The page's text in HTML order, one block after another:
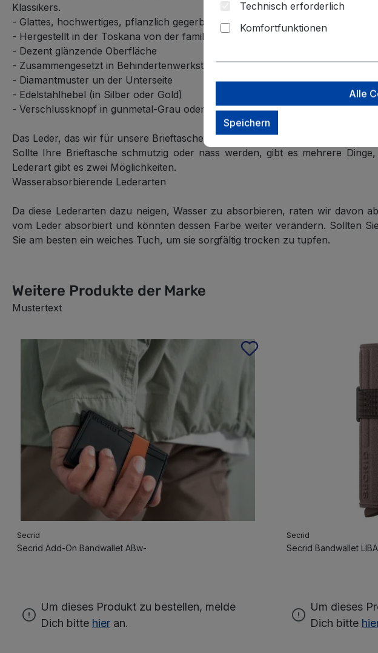
Klassikers.
- Glattes, hochwertiges, pflanzlich gegerbtes italienisches Rindsleder
- Hergestellt in der Toskana von der familiengeführten Gerberei La Bretagna
- Dezent glänzende Oberfläche
- Zusammengesetzt in Behindertenwerkstätten.
- Diamantmuster un der Unterseite
- Edelstahlhebel (in Silber oder Gold)
- Verschlussknopf in gunmetal-Grau oder Gold.
Das Leder, das wir für unsere Brieftaschen verwenden, bedarf keiner
Sollte Ihre Brieftasche schmutzig oder nass werden, gibt es mehrere
Lederart gibt es zwei Möglichkeiten.
Wasserabsorbierende Lederarten
Da diese Lederarten dazu neigen, Wasser zu absorbieren, raten wir davon
vom Leder absorbiert und könnten dessen Farbe weiter verändern. Sollten
Sie am besten ein weiches Tuch, um sie sorgfältig trocken zu tupfen.
Weitere Produkte der Marke
Mustertext
Produktgalerie überspringen
Secrid
Secrid Add-On Bandwallet ABw-
Um dieses Produkt zu bestellen, melde
Dich bitte hier an.
Secrid
Secrid Bandwallet
Um dieses
Dich bitte
Technisch erforderlich
Komfortfunktionen
Alle
Speichern